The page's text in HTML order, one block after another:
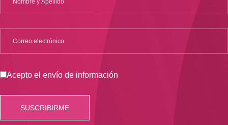
Acepto el envío de información